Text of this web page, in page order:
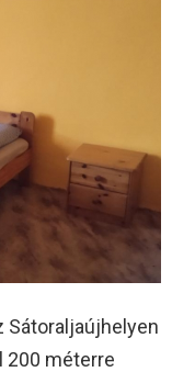
Sátoraljaújhelyen
200 méterre